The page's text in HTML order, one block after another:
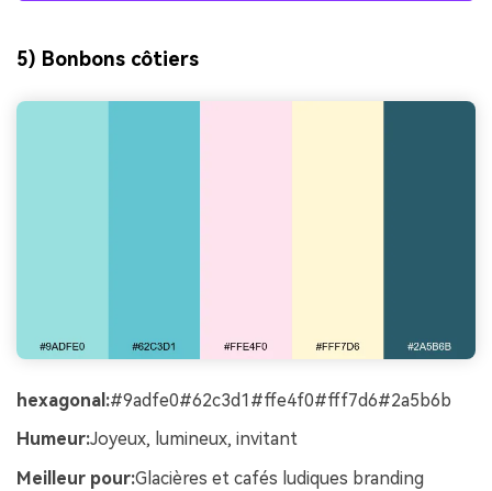
5) Bonbons côtiers
hexagonal:#9adfe0#62c3d1#ffe4f0#fff7d6#2a5b6b
Humeur:Joyeux, lumineux, invitant
Meilleur pour:Glacières et cafés ludiques branding